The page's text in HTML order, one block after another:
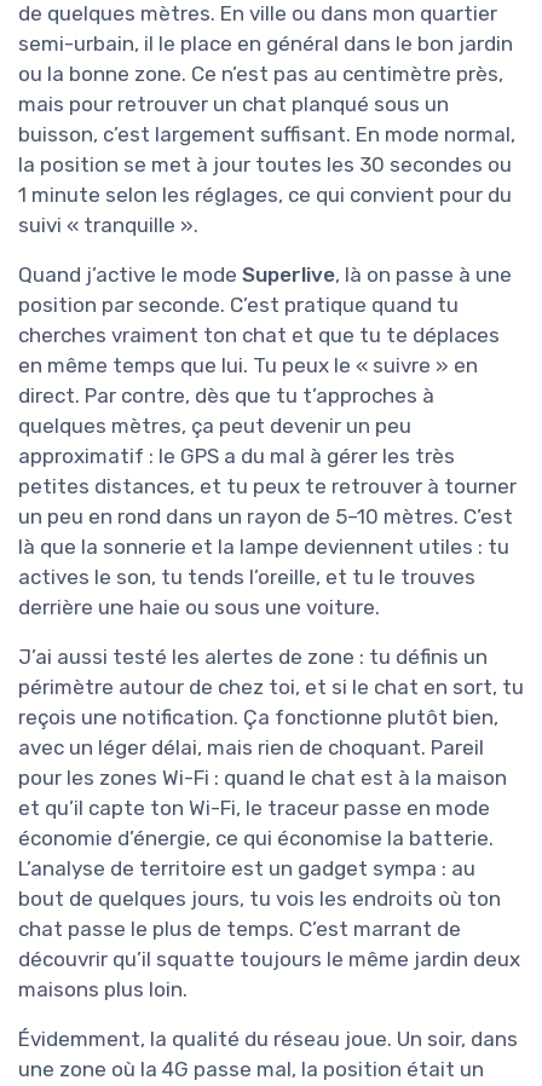
de quelques mètres. En ville ou dans mon quartier
semi-urbain, il le place en général dans le bon jardin
ou la bonne zone. Ce n’est pas au centimètre près,
mais pour retrouver un chat planqué sous un
buisson, c’est largement suffisant. En mode normal,
la position se met à jour toutes les 30 secondes ou
1 minute selon les réglages, ce qui convient pour du
suivi « tranquille ».
Quand j’active le mode Superlive, là on passe à une
position par seconde. C’est pratique quand tu
cherches vraiment ton chat et que tu te déplaces
en même temps que lui. Tu peux le « suivre » en
direct. Par contre, dès que tu t’approches à
quelques mètres, ça peut devenir un peu
approximatif : le GPS a du mal à gérer les très
petites distances, et tu peux te retrouver à tourner
un peu en rond dans un rayon de 5–10 mètres. C’est
là que la sonnerie et la lampe deviennent utiles : tu
actives le son, tu tends l’oreille, et tu le trouves
derrière une haie ou sous une voiture.
J’ai aussi testé les alertes de zone : tu définis un
périmètre autour de chez toi, et si le chat en sort, tu
reçois une notification. Ça fonctionne plutôt bien,
avec un léger délai, mais rien de choquant. Pareil
pour les zones Wi-Fi : quand le chat est à la maison
et qu’il capte ton Wi-Fi, le traceur passe en mode
économie d’énergie, ce qui économise la batterie.
L’analyse de territoire est un gadget sympa : au
bout de quelques jours, tu vois les endroits où ton
chat passe le plus de temps. C’est marrant de
découvrir qu’il squatte toujours le même jardin deux
maisons plus loin.
Évidemment, la qualité du réseau joue. Un soir, dans
une zone où la 4G passe mal, la position était un